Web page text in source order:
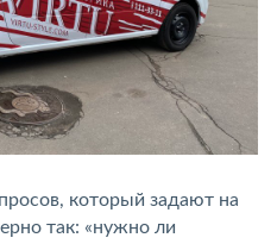
который задают на
так: «нужно ли